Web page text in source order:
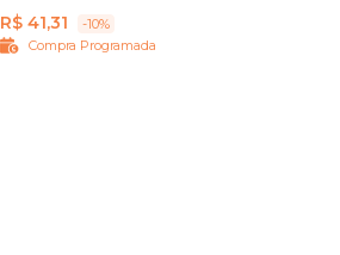
R$ 41,31
-10%
Compra Programada